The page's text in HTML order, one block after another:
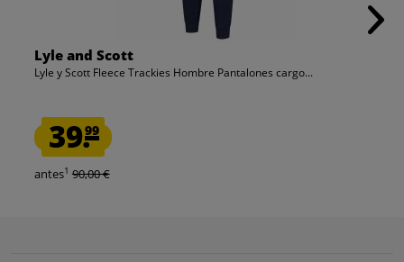
Lyle and Scott
Lyle y Scott Fleece Trackies Hombre Pantalones cargo...
39.99
antes1 90,00 €